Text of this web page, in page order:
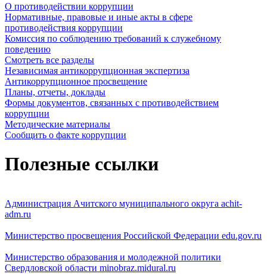
О противодействии коррупции
Нормативные, правовые и иные акты в сфере
противодействия коррупции
Комиссия по соблюдению требований к служебному
поведению
Смотреть все разделы
Независимая антикоррупционная экспертиза
Антикоррупционное просвещение
Планы, отчеты, доклады
Формы документов, связанных с противодействием
коррупции
Методические материалы
Сообщить о факте коррупции
Полезные ссылки
Администрация Ачитского муниципального округа achit-
adm.ru
Министерство просвещения Российской Федерации edu.gov.ru
Министерство образования и молодежной политики
Свердловской области minobraz.midural.ru